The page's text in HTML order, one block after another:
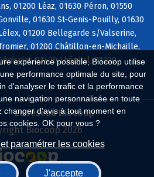
expérience possible, Biocoop utilise
performance optimale du site, pour
d'analyser le trafic et la performance
navigation personnalisée en toute
changer d'avis à tout moment en
cookies. OK pour vous ?
paramétrer les cookies
J'accepte
01200 Léaz, 01630 Péron, 01550
01630 St-Genis-Pouilly, 01630
01200 Bellegarde s/Valserine,
01200 Châtillon-en-Michaille,
01420 Lhôpital, 01200
Le réseau Biocoop
Biocoop 2026